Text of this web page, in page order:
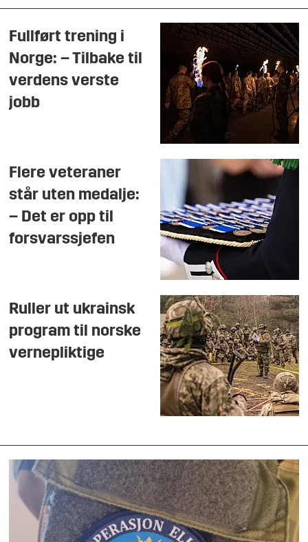
Fullført trening i
Norge: – Tilbake til
verdens verste
jobb
Flere veteraner
står uten medalje:
– Det er opp til
forsvarssjefen
Ruller ut ukrainsk
program til norske
vernepliktige